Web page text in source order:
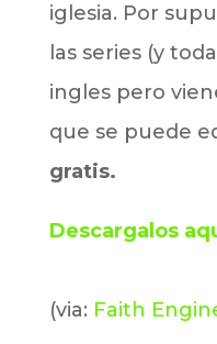
iglesia. Por
las series (y
ingles pero
que se puede
gratis.
Descargalos
(via: Faith